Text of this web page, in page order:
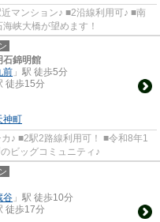
マンション♪ ■2沿線利用可♪ ■南
峡大橋が望めます！
石錦明館
前 」駅 徒歩5分
徒歩15分
神町
♪ ■2駅2路線利用可！ ■令和8年1
ビッグコミュニティ♪
谷 」駅 徒歩10分
徒歩17分